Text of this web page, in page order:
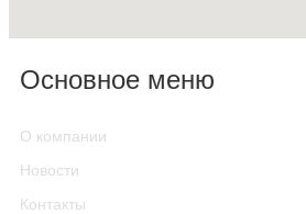
Основное меню
О компании
Новости
Контакты